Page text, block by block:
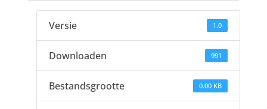
Versie 1.0
Downloaden 991
Bestandsgrootte 0.00 KB